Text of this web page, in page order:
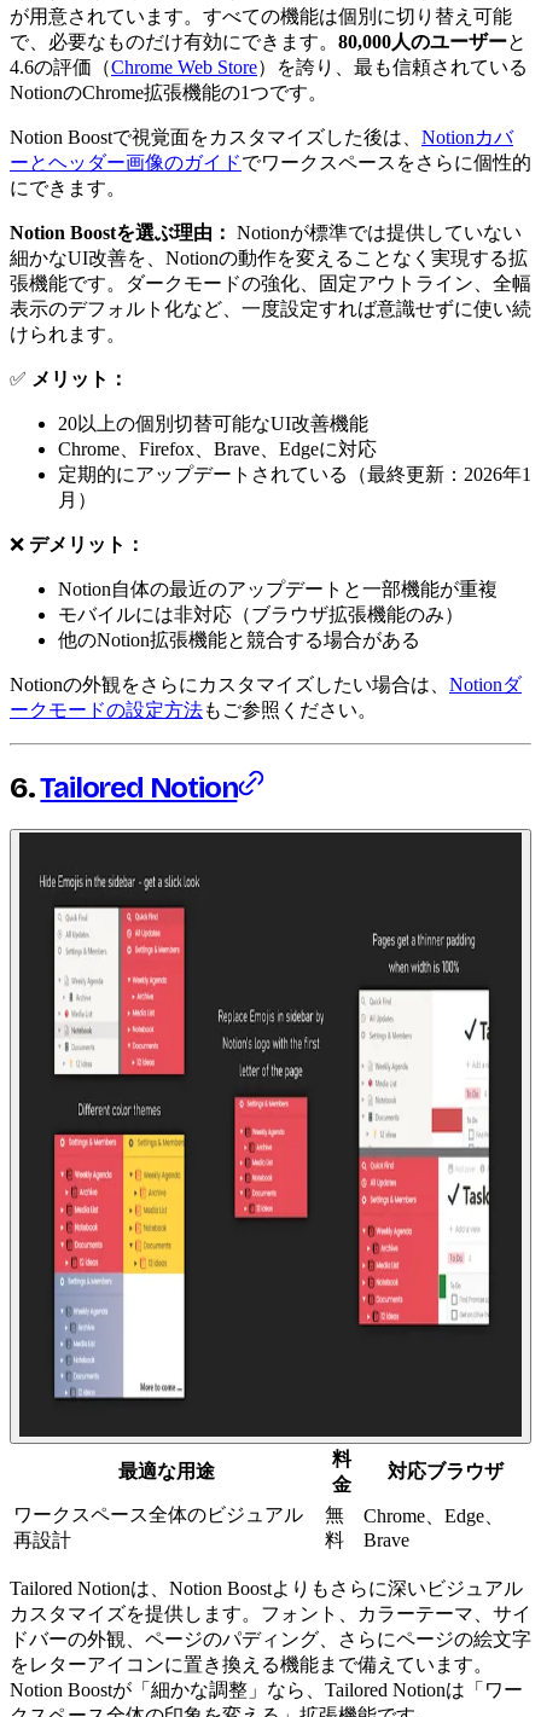
が用意されています。すべての機能は個別に切り替え可能
で、必要なものだけ有効にできます。 80,000人のユーザーと
4.6の評価（Chrome Web Store）を誇り、最も信頼されている
NotionのChrome拡張機能の1つです。
Notion Boostで視覚面をカスタマイズした後は、 Notionカバ
ーとヘッダー画像のガイドでワークスペースをさらに個性的
にできます。
Notion Boostを選ぶ理由： Notionが標準では提供していない
細かなUI改善を、Notionの動作を変えることなく実現する拡
張機能です。ダークモードの強化、固定アウトライン、全幅
表示のデフォルト化など、一度設定すれば意識せずに使い続
けられます。
✅ メリット：
20以上の個別切替可能なUI改善機能
Chrome、Firefox、Brave、Edgeに対応
定期的にアップデートされている（最終更新：2026年1
月）
❌ デメリット：
Notion自体の最近のアップデートと一部機能が重複
モバイルには非対応（ブラウザ拡張機能のみ）
他のNotion拡張機能と競合する場合がある
Notionの外観をさらにカスタマイズしたい場合は、 Notionダ
ークモードの設定方法もご参照ください。
6.Tailored Notion
最適な用途
料
金
対応ブラウザ
ワークスペース全体のビジュアル
再設計
無
料
Chrome、Edge、
Brave
Tailored Notionは、Notion Boostよりもさらに深いビジュアル
カスタマイズを提供します。フォント、カラーテーマ、サイ
ドバーの外観、ページのパディング、さらにページの絵文字
をレターアイコンに置き換える機能まで備えています。
Notion Boostが「細かな調整」なら、Tailored Notionは「ワー